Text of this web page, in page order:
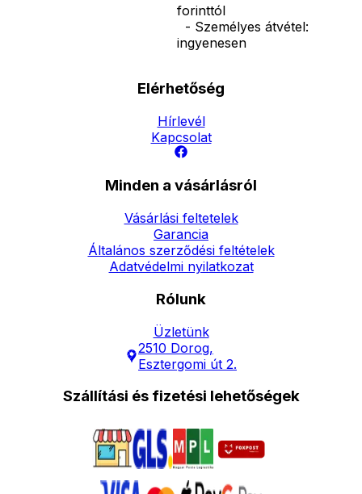
forinttól
- Személyes átvétel:
ingyenesen
Elérhetőség
Hírlevél
Kapcsolat
Minden a vásárlásról
Vásárlási feltetelek
Garancia
Általános szerződési feltételek
Adatvédelmi nyilatkozat
Rólunk
Üzletünk
2510 Dorog,
Esztergomi út 2.
Szállítási és fizetési lehetőségek